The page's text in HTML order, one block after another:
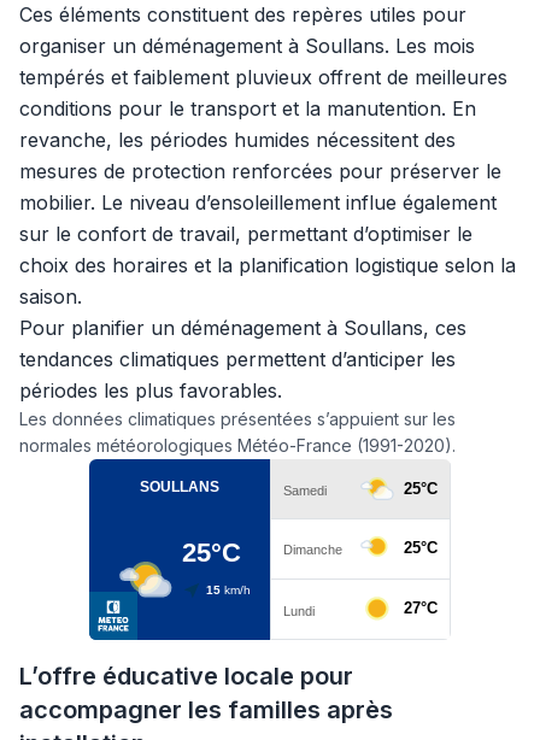
Ces éléments constituent des repères utiles pour
organiser un déménagement à Soullans. Les mois
tempérés et faiblement pluvieux offrent de meilleures
conditions pour le transport et la manutention. En
revanche, les périodes humides nécessitent des
mesures de protection renforcées pour préserver le
mobilier. Le niveau d’ensoleillement influe également
sur le confort de travail, permettant d’optimiser le
choix des horaires et la planification logistique selon la
saison.
Pour planifier un déménagement à Soullans, ces
tendances climatiques permettent d’anticiper les
périodes les plus favorables.
Les données climatiques présentées s’appuient sur les
normales météorologiques Météo-France (1991-2020).
L’offre éducative locale pour
accompagner les familles après